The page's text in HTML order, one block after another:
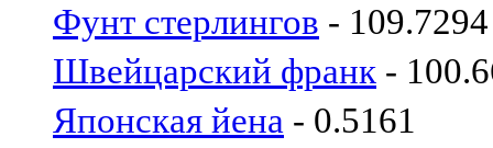
Фунт стерлингов - 109.7294
Швейцарский франк -
Японская йена - 0.5161